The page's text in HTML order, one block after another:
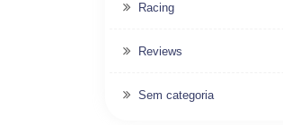
Racing
Reviews
Sem categoria